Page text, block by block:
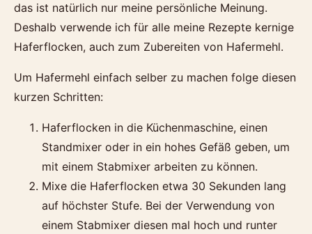
das ist natürlich nur meine persönliche Meinung.
Deshalb verwende ich für alle meine Rezepte kernige
Haferflocken, auch zum Zubereiten von Hafermehl.
Um Hafermehl einfach selber zu machen folge diesen
kurzen Schritten:
Haferflocken in die Küchenmaschine, einen
Standmixer oder in ein hohes Gefäß geben, um
mit einem Stabmixer arbeiten zu können.
Mixe die Haferflocken etwa 30 Sekunden lang
auf höchster Stufe. Bei der Verwendung von
einem Stabmixer diesen mal hoch und runter